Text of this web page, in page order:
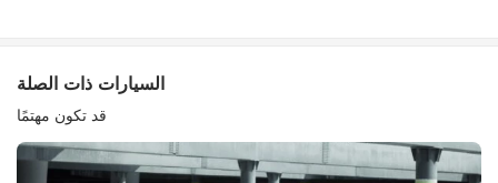
السيارات ذات الصلة
قد تكون مهتمًا